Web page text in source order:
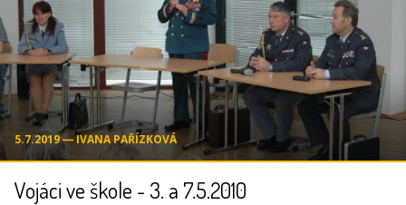
5.7.2019 ― IVANA PAŘÍZKOVÁ
Vojáci ve škole - 3. a 7.5.2010